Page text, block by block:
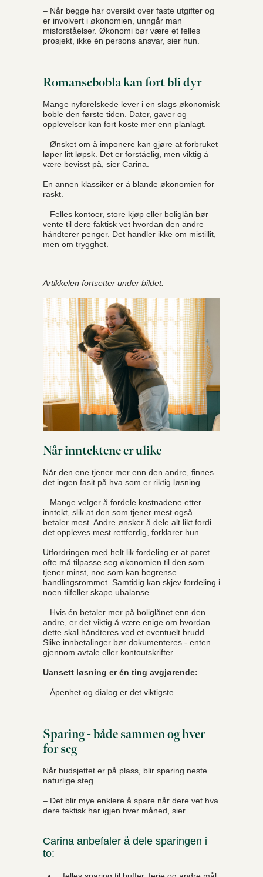
– Når begge har oversikt over faste utgifter og
er involvert i økonomien, unngår man
misforståelser. Økonomi bør være et felles
prosjekt, ikke én persons ansvar, sier hun.
Romansebobla kan fort bli dyr
Mange nyforelskede lever i en slags økonomisk
boble den første tiden. Dater, gaver og
opplevelser kan fort koste mer enn planlagt.
– Ønsket om å imponere kan gjøre at forbruket
løper litt løpsk. Det er forståelig, men viktig å
være bevisst på, sier Carina.
En annen klassiker er å blande økonomien for
raskt.
– Felles kontoer, store kjøp eller boliglån bør
vente til dere faktisk vet hvordan den andre
håndterer penger. Det handler ikke om mistillit,
men om trygghet.
Artikkelen fortsetter under bildet.
Når inntektene er ulike
Når den ene tjener mer enn den andre, finnes
det ingen fasit på hva som er riktig løsning.
– Mange velger å fordele kostnadene etter
inntekt, slik at den som tjener mest også
betaler mest. Andre ønsker å dele alt likt fordi
det oppleves mest rettferdig, forklarer hun.
Utfordringen med helt lik fordeling er at paret
ofte må tilpasse seg økonomien til den som
tjener minst, noe som kan begrense
handlingsrommet. Samtidig kan skjev fordeling i
noen tilfeller skape ubalanse.
– Hvis én betaler mer på boliglånet enn den
andre, er det viktig å være enige om hvordan
dette skal håndteres ved et eventuelt brudd.
Slike innbetalinger bør dokumenteres - enten
gjennom avtale eller kontoutskrifter.
Uansett løsning er én ting avgjørende:
– Åpenhet og dialog er det viktigste.
Sparing - både sammen og hver
for seg
Når budsjettet er på plass, blir sparing neste
naturlige steg.
– Det blir mye enklere å spare når dere vet hva
dere faktisk har igjen hver måned, sier
Carina anbefaler å dele sparingen i
to: